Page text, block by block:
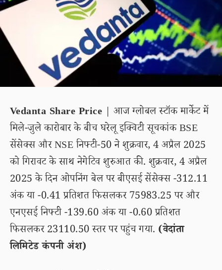
Vedanta Share Price | आज ग्लोबल स्टॉक मार्केट में
मिले-जुले कारोबार के बीच घरेलू इक्विटी सूचकांक BSE
सेंसेक्स और NSE निफ्टी-50 ने शुक्रवार, 4 अप्रैल 2025
को गिरावट के साथ नेगेटिव शुरुआत की. शुक्रवार, 4 अप्रैल
2025 के दिन ओपनिंग बेल पर बीएसई सेंसेक्स -312.11
अंक या -0.41 प्रतिशत फिसलकर 75983.25 पर और
एनएसई निफ्टी -139.60 अंक या -0.60 प्रतिशत
फिसलकर 23110.50 स्तर पर पहुंच गया. (वेदांता
लिमिटेड कंपनी अंश)